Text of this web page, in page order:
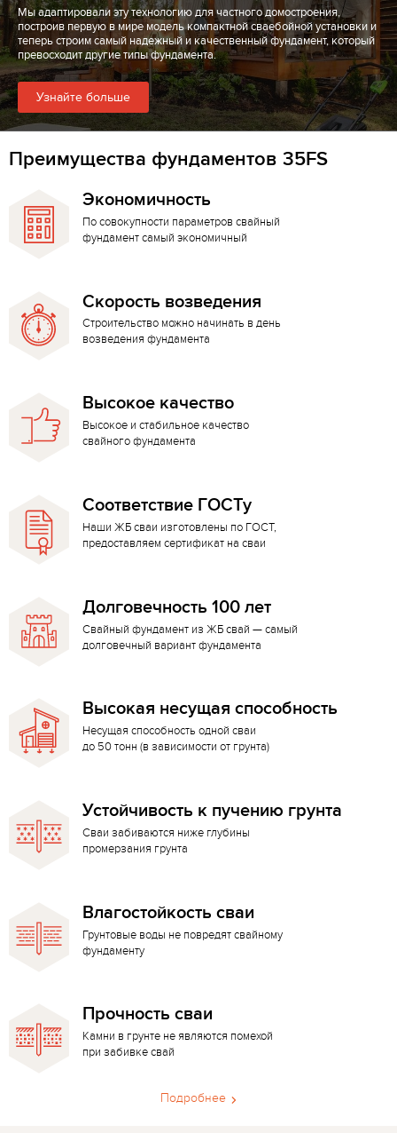
Мы адаптировали эту технологию для частного домостроения,
построив первую в мире модель компактной сваебойной установки и
теперь строим самый надежный и качественный фундамент, который
превосходит другие типы фундамента.
Узнайте больше
Преимущества фундаментов 35FS
Экономичность
По совокупности параметров свайный
фундамент самый экономичный
Скорость возведения
Строительство можно начинать в день
возведения фундамента
Высокое качество
Высокое и стабильное качество
свайного фундамента
Соответствие ГОСТу
Наши ЖБ сваи изготовлены по ГОСТ,
предоставляем сертификат на сваи
Долговечность 100 лет
Свайный фундамент из ЖБ свай — самый
долговечный вариант фундамента
Высокая несущая способность
Несущая способность одной сваи
до 50 тонн (в зависимости от грунта)
Устойчивость к пучению грунта
Сваи забиваются ниже глубины
промерзания грунта
Влагостойкость сваи
Грунтовые воды не повредят свайному
фундаменту
Прочность сваи
Камни в грунте не являются помехой
при забивке свай
Подробнее